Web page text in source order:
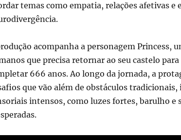
temas como empatia, relações afetivas e
acompanha a personagem Princess,
que precisa retornar ao seu castelo
666 anos. Ao longo da jornada, a
que vão além de obstáculos
intensos, como luzes fortes, barulho e